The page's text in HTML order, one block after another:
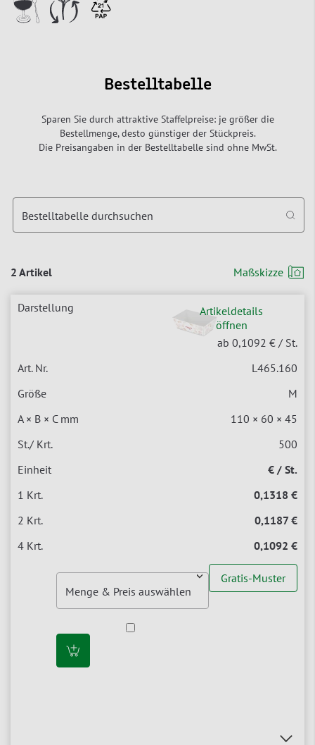
Bestelltabelle
Sparen Sie durch attraktive Staffelpreise: je größer die
Bestellmenge, desto günstiger der Stückpreis.
Die Preisangaben in der Bestelltabelle sind ohne MwSt.
2 Artikel Maßskizze
Bestelltabelle durchsuchen
Artikeldetails
öffnen
ab 0,1092 € / St.
L465.160
M
110 × 60 × 45
500
€ / St.
0,1318 €
0,1187 €
0,1092 €
Gratis-Muster